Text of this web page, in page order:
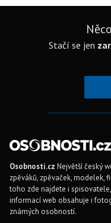
Stačí se jen
Osobnosti.cz Největší český
zpěváků, zpěvaček, modelek,
toho zde najdete i
informací web obsahuje i
známých osobností.